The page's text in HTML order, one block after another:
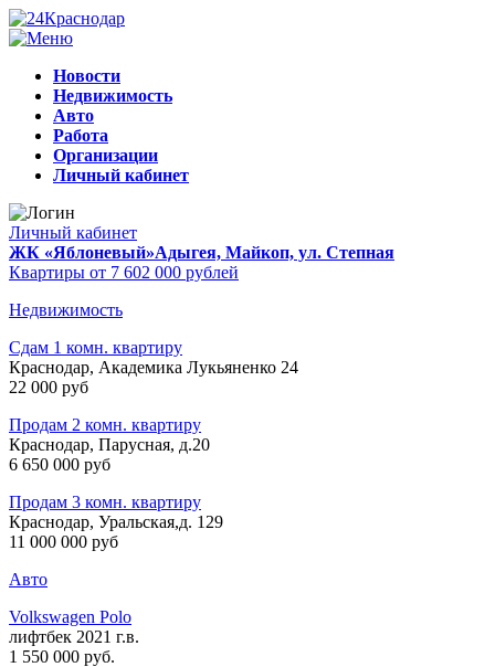
Новости
Недвижимость
Авто
Работа
Организации
Личный кабинет
Личный кабинет
ЖК «Яблоневый»Адыгея, Майкоп, ул. Степная
Квартиры от 7 602 000 рублей
Недвижимость
Сдам 1 комн. квартиру
Краснодар, Академика Лукьяненко 24
22 000 руб
Продам 2 комн. квартиру
Краснодар, Парусная, д.20
6 650 000 руб
Продам 3 комн. квартиру
Краснодар, Уральская,д. 129
11 000 000 руб
Авто
Volkswagen Polo
лифтбек 2021 г.в.
1 550 000 руб.